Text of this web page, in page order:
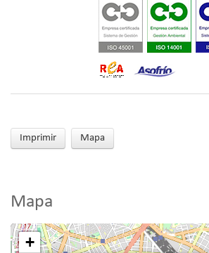
Imprimir Mapa
Mapa
+